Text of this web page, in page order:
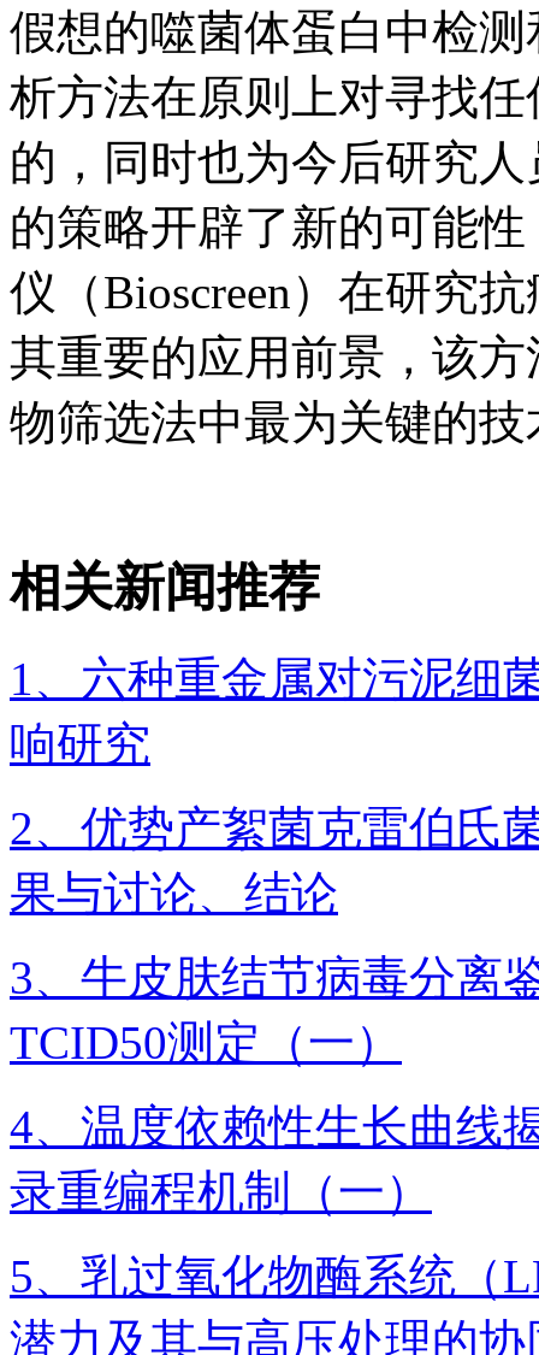
假想的噬菌体蛋白中检
析方法在原则上对寻找
的，同时也为今后研究
的策略开辟了新的可能
仪（Bioscreen）在研究
其重要的应用前景，该
物筛选法中最为关键的
相关新闻推荐
1、六种重金属对污泥细
响研究
2、优势产絮菌克雷伯
果与讨论、结论
3、牛皮肤结节病毒分离
TCID50测定（一）
4、温度依赖性生长曲线
录重编程机制（一）
5、乳过氧化物酶系统（
潜力及其与高压处理的协